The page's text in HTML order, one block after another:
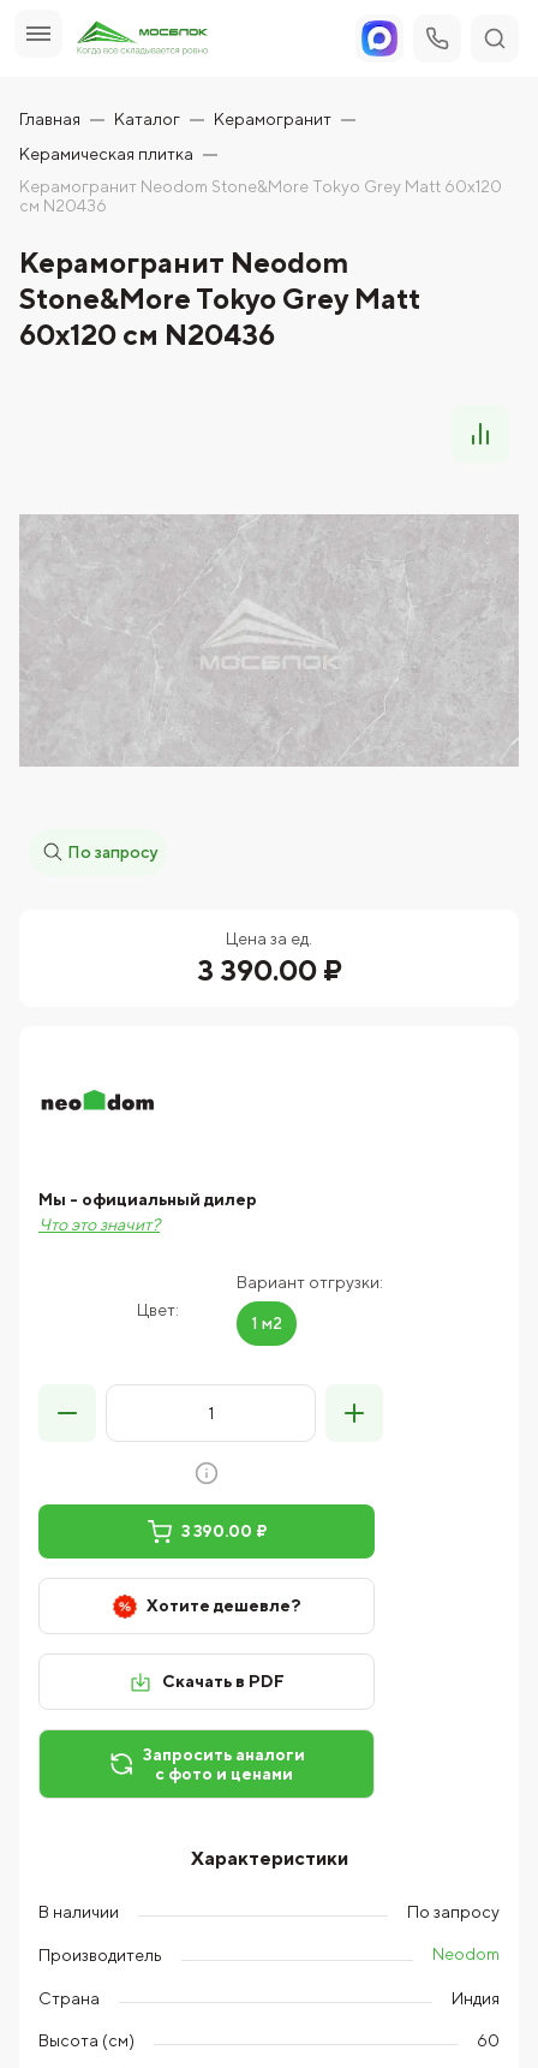
Главная Каталог
Керамогранит
Керамическая плитка
Керамогранит Neodom Stone&More Tokyo Grey Matt 60x120
см N20436
Керамогранит Neodom
Stone&More Tokyo Grey Matt
60x120 см N20436
По запросу
Цена за ед.
3 390.00 ₽
Цвет:
Вариант отгрузки:
1 м2
Мы - официальный дилер
Что это значит?
3 390.00 ₽
Хотите дешевле?
Скачать в PDF
Запросить аналоги
с фото и ценами
Характеристики
В наличии По запросу
Производитель Neodom
Страна Индия
Высота (см) 60